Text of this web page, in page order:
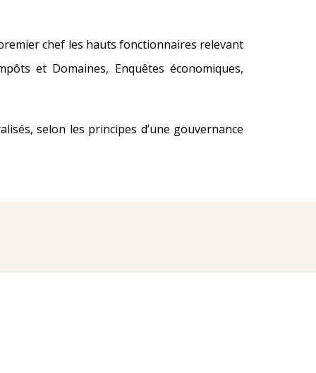
chef les hauts fonctionnaires relevant
et Domaines, Enquêtes économiques,
selon les principes d’une gouvernance